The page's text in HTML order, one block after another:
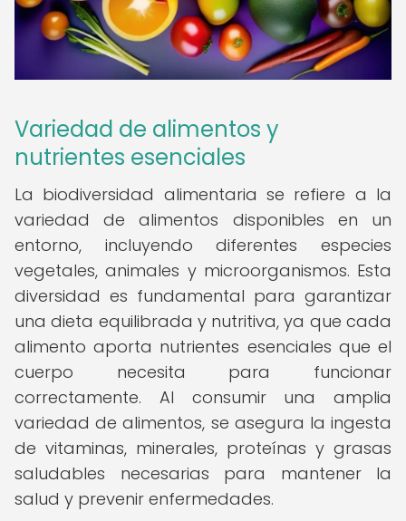
Variedad de alimentos y
nutrientes esenciales
La biodiversidad alimentaria se refiere a la
variedad de alimentos disponibles en un
entorno, incluyendo diferentes especies
vegetales, animales y microorganismos. Esta
diversidad es fundamental para garantizar
una dieta equilibrada y nutritiva, ya que cada
alimento aporta nutrientes esenciales que el
cuerpo necesita para funcionar
correctamente. Al consumir una amplia
variedad de alimentos, se asegura la ingesta
de vitaminas, minerales, proteínas y grasas
saludables necesarias para mantener la
salud y prevenir enfermedades.